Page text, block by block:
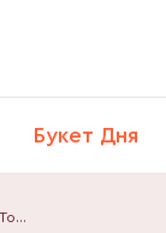
Букет Дня
Спатифіллум Тореллі